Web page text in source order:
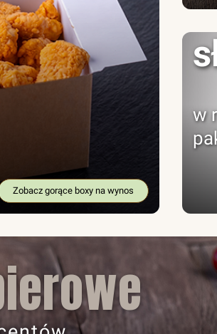
Zobacz gorące boxy na wynos
w